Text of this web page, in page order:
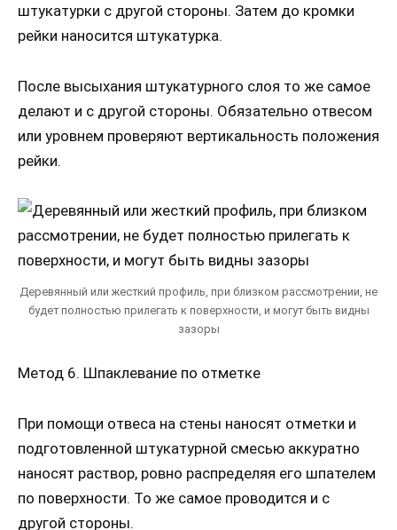
штукатурки с другой стороны. Затем до кромки
рейки наносится штукатурка.
После высыхания штукатурного слоя то же самое
делают и с другой стороны. Обязательно отвесом
или уровнем проверяют вертикальность положения
рейки.
Деревянный или жесткий профиль, при близком рассмотрении, не
будет полностью прилегать к поверхности, и могут быть видны
зазоры
Метод 6. Шпаклевание по отметке
При помощи отвеса на стены наносят отметки и
подготовленной штукатурной смесью аккуратно
наносят раствор, ровно распределяя его шпателем
по поверхности. То же самое проводится и с
другой стороны.